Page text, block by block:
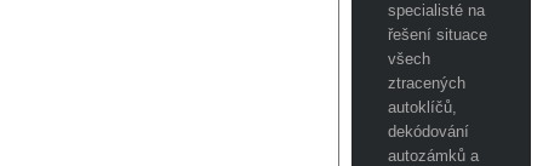
specialisté na
řešení situace
všech
ztracených
autoklíčů,
dekódování
autozámků a